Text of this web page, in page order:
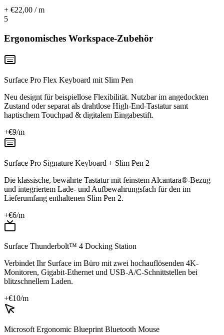
+ €22,00 / m
5
Ergonomisches Workspace-Zubehör
Surface Pro Flex Keyboard mit Slim Pen
Neu designt für beispiellose Flexibilität. Nutzbar im angedockten
Zustand oder separat als drahtlose High-End-Tastatur samt
haptischem Touchpad & digitalem Eingabestift.
+€9/m
Surface Pro Signature Keyboard + Slim Pen 2
Die klassische, bewährte Tastatur mit feinstem Alcantara®-Bezug
und integriertem Lade- und Aufbewahrungsfach für den im
Lieferumfang enthaltenen Slim Pen 2.
+€6/m
Surface Thunderbolt™ 4 Docking Station
Verbindet Ihr Surface im Büro mit zwei hochauflösenden 4K-
Monitoren, Gigabit-Ethernet und USB-A/C-Schnittstellen bei
blitzschnellem Laden.
+€10/m
Microsoft Ergonomic Blueprint Bluetooth Mouse